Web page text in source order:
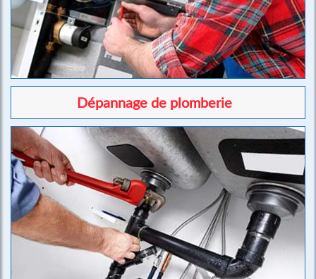
Dépannage de plomberie